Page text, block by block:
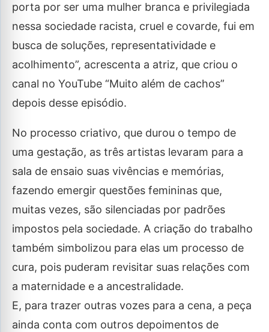
porta por ser uma mulher branca e privilegiada
nessa sociedade racista, cruel e covarde, fui em
busca de soluções, representatividade e
acolhimento”, acrescenta a atriz, que criou o
canal no YouTube “Muito além de cachos”
depois desse episódio.
No processo criativo, que durou o tempo de
uma gestação, as três artistas levaram para a
sala de ensaio suas vivências e memórias,
fazendo emergir questões femininas que,
muitas vezes, são silenciadas por padrões
impostos pela sociedade. A criação do trabalho
também simbolizou para elas um processo de
cura, pois puderam revisitar suas relações com
a maternidade e a ancestralidade.
E, para trazer outras vozes para a cena, a peça
ainda conta com outros depoimentos de